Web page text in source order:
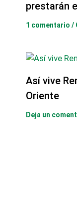
prestarán
1 comentario /
Así vive
Oriente
Deja un